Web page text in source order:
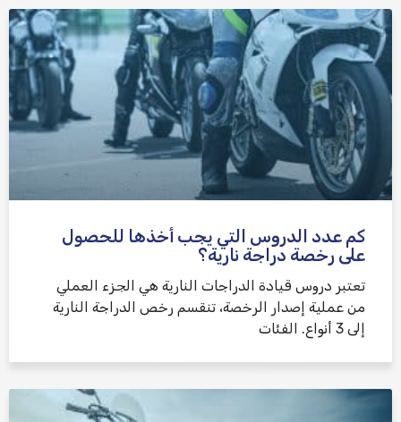
كم عدد الدروس التي يجب أخذها للحصول
على رخصة دراجة نارية؟
تعتبر دروس قيادة الدراجات النارية هي الجزء العملي
من عملية إصدار الرخصة، تنقسم رخص الدراجة النارية
إلى 3 أنواع. الفئات